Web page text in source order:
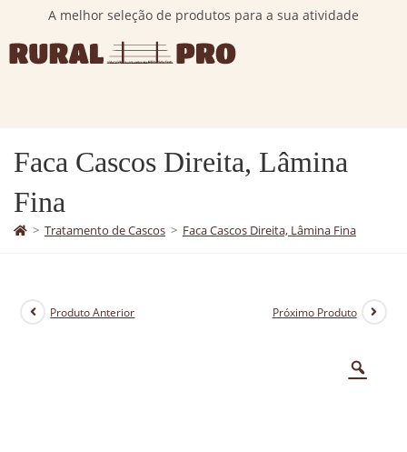
A melhor seleção de produtos para a sua atividade
Faca Cascos Direita, Lâmina
Fina
> Tratamento de Cascos > Faca Cascos Direita, Lâmina Fina
Produto Anterior Próximo Produto